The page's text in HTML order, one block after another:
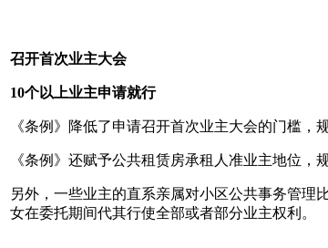
召开首次业主大会
10个以上业主申请就行
《条例》降低了申请召开首次业主大会的门槛
《条例》还赋予公共租赁房承租人准业主地位
另外，一些业主的直系亲属对小区公共事务管理
女在委托期间代其行使全部或者部分业主权利。